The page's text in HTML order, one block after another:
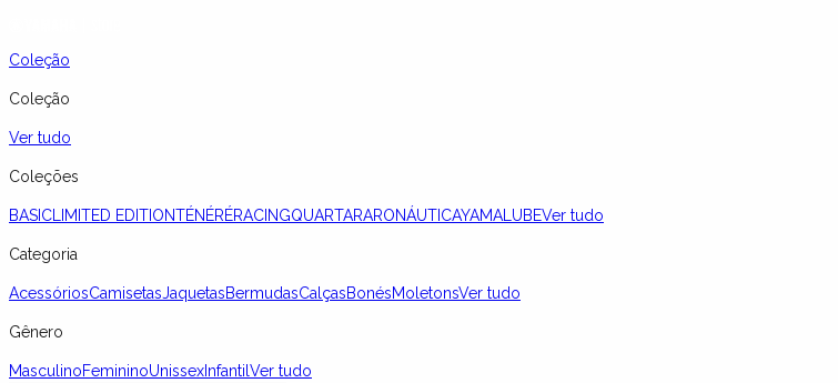
Coleção
Coleção
Ver tudo
Coleções
BASIC LIMITED EDITIONTÉNÉRÉRACINGQUARTARARONÁUTICAYAMALUBEVer tudo
Categoria
AcessóriosCamisetasJaquetasBermudasCalçasBonésMoletonsVer tudo
Gênero
MasculinoFemininoUnissex Infantil Ver tudo